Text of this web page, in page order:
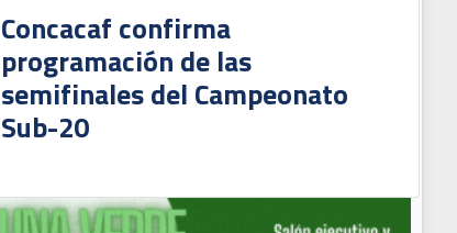
Concacaf confirma
programación de las
semifinales del Campeonato
Sub-20